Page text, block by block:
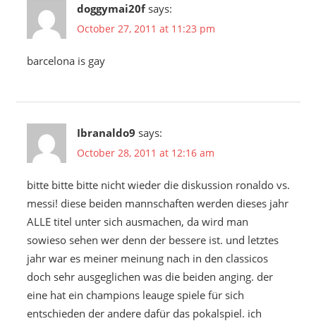
doggymai20f says:
October 27, 2011 at 11:23 pm
barcelona is gay
Ibranaldo9 says:
October 28, 2011 at 12:16 am
bitte bitte bitte nicht wieder die diskussion ronaldo vs.
messi! diese beiden mannschaften werden dieses jahr
ALLE titel unter sich ausmachen, da wird man
sowieso sehen wer denn der bessere ist. und letztes
jahr war es meiner meinung nach in den classicos
doch sehr ausgeglichen was die beiden anging. der
eine hat ein champions leauge spiele für sich
entschieden der andere dafür das pokalspiel. ich